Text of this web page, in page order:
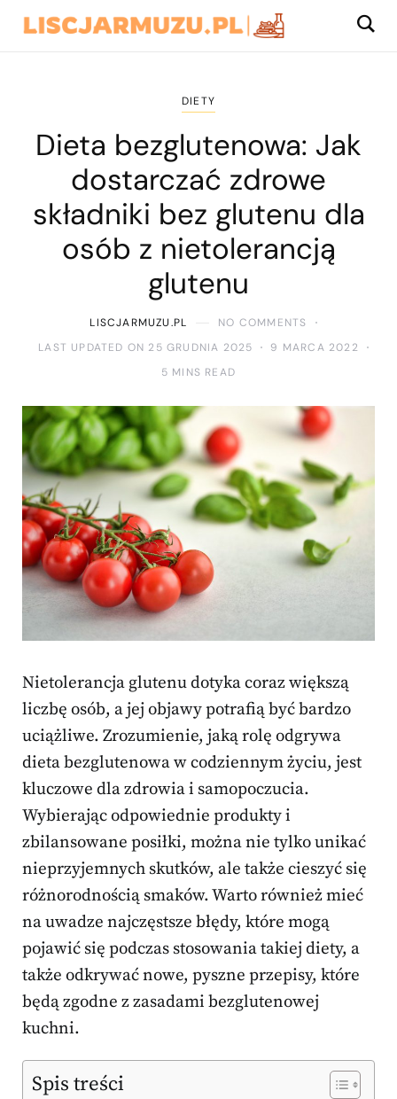
DIETY
Dieta bezglutenowa: Jak
dostarczać zdrowe
składniki bez glutenu dla
osób z nietolerancją
glutenu
LISCJARMUZU.PL
NO COMMENTS
LAST UPDATED ON 25 GRUDNIA 2025
9 MARCA 2022
5 MINS READ
Nietolerancja glutenu dotyka coraz większą
liczbę osób, a jej objawy potrafią być bardzo
uciążliwe. Zrozumienie, jaką rolę odgrywa
dieta bezglutenowa w codziennym życiu, jest
kluczowe dla zdrowia i samopoczucia.
Wybierając odpowiednie produkty i
zbilansowane posiłki, można nie tylko unikać
nieprzyjemnych skutków, ale także cieszyć się
różnorodnością smaków. Warto również mieć
na uwadze najczęstsze błędy, które mogą
pojawić się podczas stosowania takiej diety, a
także odkrywać nowe, pyszne przepisy, które
będą zgodne z zasadami bezglutenowej
kuchni.
Spis treści